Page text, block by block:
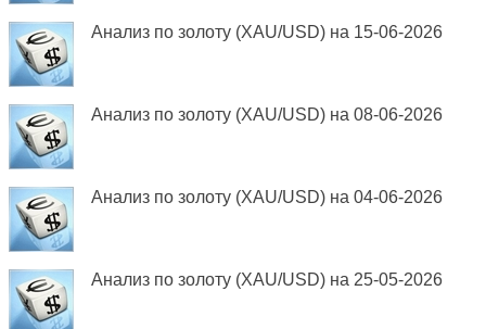
Анализ по золоту (XAU/USD) на 15-06-2026
Анализ по золоту (XAU/USD) на 08-06-2026
Анализ по золоту (XAU/USD) на 04-06-2026
Анализ по золоту (XAU/USD) на 25-05-2026